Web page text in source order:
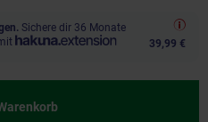
Sichere dir 36 Monate
39,99 €